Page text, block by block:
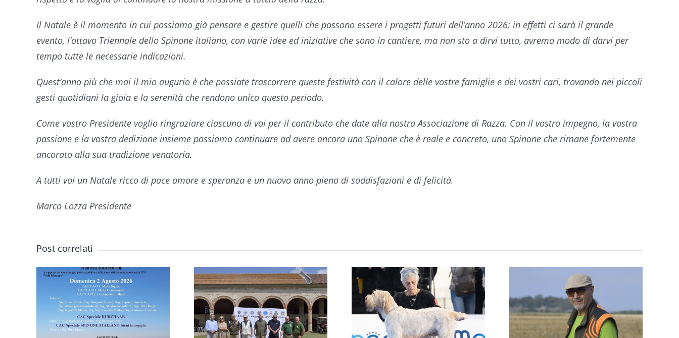
Il Natale è il momento in cui possiamo già pensare e gestire quelli che possono essere i progetti futuri dell’anno 2026: in effetti ci sarà il grande
evento, l’ottavo Triennale dello Spinone italiano, con varie idee ed iniziative che sono in cantiere, ma non sto a dirvi tutto, avremo modo di darvi per
tempo tutte le necessarie indicazioni.
Quest’anno più che mai il mio augurio è che possiate trascorrere queste festività con il calore delle vostre famiglie e dei vostri cari, trovando nei piccoli
gesti quotidiani la gioia e la serenità che rendono unico questo periodo.
Come vostro Presidente voglio ringraziare ciascuno di voi per il contributo che date alla nostra Associazione di Razza. Con il vostro impegno, la vostra
passione e la vostra dedizione insieme possiamo continuare ad avere ancora uno Spinone che è reale e concreto, uno Spinone che rimane fortemente
ancorato alla sua tradizione venatoria.
A tutti voi un Natale ricco di pace amore e speranza e un nuovo anno pieno di soddisfazioni e di felicità.
Marco Lozza Presidente
Post correlatiTRIENNALE
MONDIALE
DELLO
SPINONE
ITALIANO: UN
RADUNO CISP
CAMPO FELICE:
BOB PER ZARA
XXVI COPPA
ITALIA PER
RAZZE
CONTINENTALI
DA FERMA:
SPECIALE IN
COPPIA AL